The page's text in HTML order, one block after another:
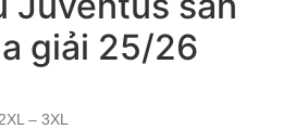
giải 25/26
– 3XL